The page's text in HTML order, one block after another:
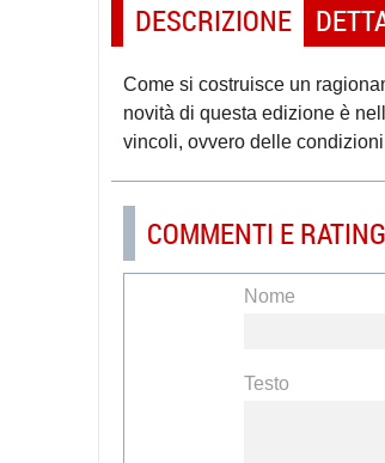
DESCRIZIONE
Come si costruisce un
novità di questa edizione è
vincoli, ovvero delle
COMMENTI E RATING
Nome
Testo